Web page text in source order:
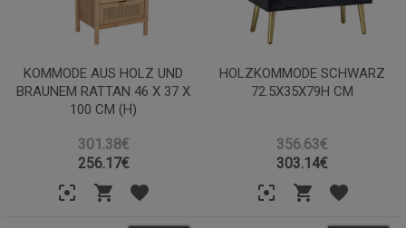
KOMMODE AUS HOLZ UND
BRAUNEM RATTAN 46 X 37 X
100 CM (H)
301.38€
256.17€
HOLZKOMMODE SCHWARZ
72.5X35X79H CM
356.63€
303.14€